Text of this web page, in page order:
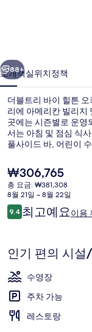
튼
오
키
나
와
자
탄
리
조
의
사
진
갤
다음
88+
소개객실위치정책
더블트리 바이 힐튼
리에 아메리칸 빌리지
곳에는 시즌별로 운영
서는 아침 및 점심 식
풀사이드 바, 어린이
현
재
가
격
은
₩306,765
총 요금: ₩381,308
8월 21일 ~ 8월 22일
이
용
기
9.410점 만점 중 9.4점.
최고예요이용
인기 편의 시설
수영장
주차 가능
레스토랑